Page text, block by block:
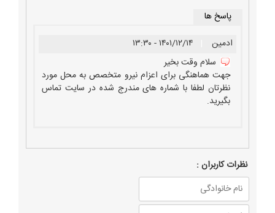
پاسخ ها
ادمین
۱۴۰۱/۱۲/۱۴ - ۱۳:۳۰
سلام وقت بخیر
جهت هماهنگی برای اعزام نیرو متخصص به محل مورد
نظرتان لطفا با شماره های مندرج شده در سایت تماس
بگیرید.
نظرات كاربران :